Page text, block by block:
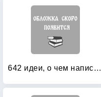
642 идеи, о чем написать: Тетрадь начинающего писателя